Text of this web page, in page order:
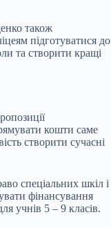
також
підготуватися до
та створити кращі
кошти саме
створити сучасні
спеціальних шкіл і
фінансування
учнів 5 – 9 класів.